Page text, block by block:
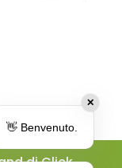
di Click
✕
👋 Benvenuto.